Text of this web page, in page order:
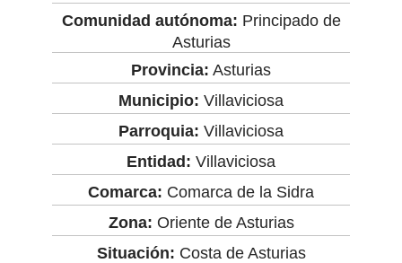
Comunidad autónoma: Principado de
Asturias
Provincia: Asturias
Municipio: Villaviciosa
Parroquia: Villaviciosa
Entidad: Villaviciosa
Comarca: Comarca de la Sidra
Zona: Oriente de Asturias
Situación: Costa de Asturias